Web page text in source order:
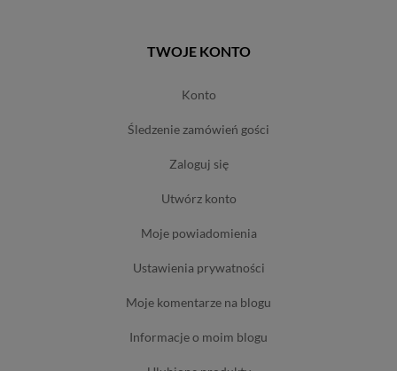
TWOJE KONTO
konto
śledzenie zamówień gości
zaloguj się
utwórz konto
moje powiadomienia
ustawienia prywatności
moje komentarze na blogu
informacje o moim blogu